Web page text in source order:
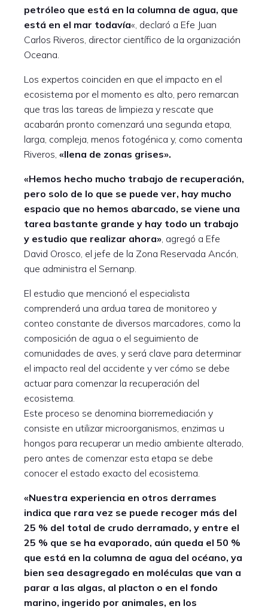
petróleo que está en la columna de agua, que
está en el mar todavía«, declaró a Efe Juan
Carlos Riveros, director científico de la organización
Oceana.
Los expertos coinciden en que el impacto en el
ecosistema por el momento es alto, pero remarcan
que tras las tareas de limpieza y rescate que
acabarán pronto comenzará una segunda etapa,
larga, compleja, menos fotogénica y, como comenta
Riveros, «llena de zonas grises».
«Hemos hecho mucho trabajo de recuperación,
pero solo de lo que se puede ver, hay mucho
espacio que no hemos abarcado, se viene una
tarea bastante grande y hay todo un trabajo
y estudio que realizar ahora», agregó a Efe
David Orosco, el jefe de la Zona Reservada Ancón,
que administra el Sernanp.
El estudio que mencionó el especialista
comprenderá una ardua tarea de monitoreo y
conteo constante de diversos marcadores, como la
composición de agua o el seguimiento de
comunidades de aves, y será clave para determinar
el impacto real del accidente y ver cómo se debe
actuar para comenzar la recuperación del
ecosistema.
Este proceso se denomina biorremediación y
consiste en utilizar microorganismos, enzimas u
hongos para recuperar un medio ambiente alterado,
pero antes de comenzar esta etapa se debe
conocer el estado exacto del ecosistema.
«Nuestra experiencia en otros derrames
indica que rara vez se puede recoger más del
25 % del total de crudo derramado, y entre el
25 % que se ha evaporado, aún queda el 50 %
que está en la columna de agua del océano, ya
bien sea desagregado en moléculas que van a
parar a las algas, al placton o en el fondo
marino, ingerido por animales, en los